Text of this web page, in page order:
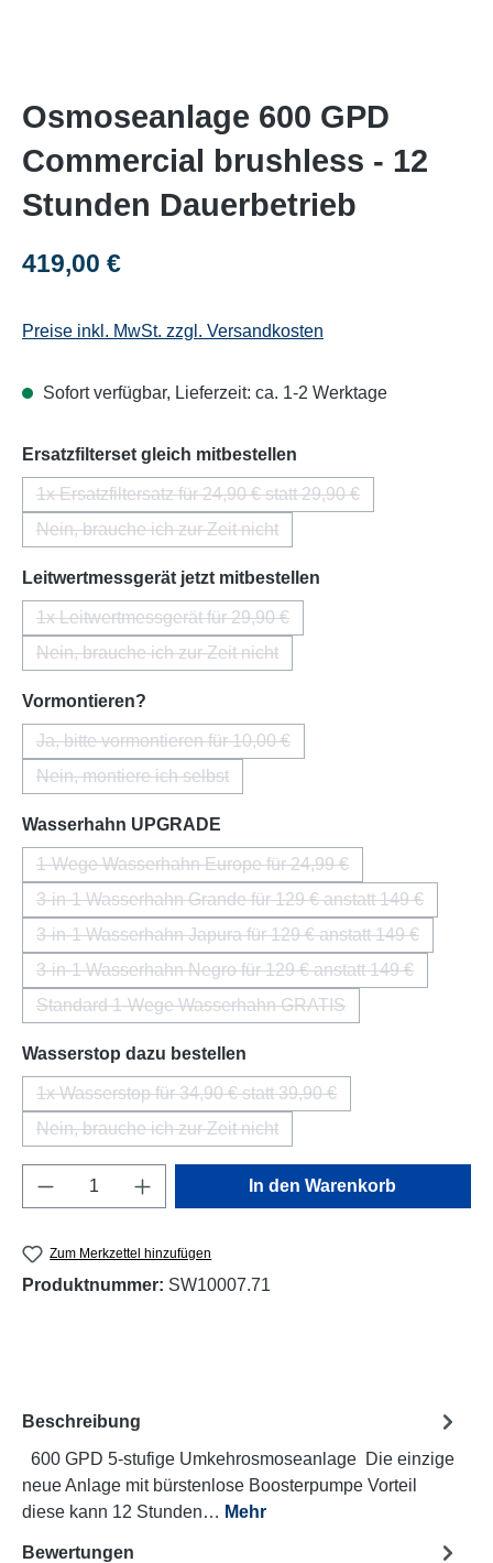
Osmoseanlage 600 GPD
Commercial brushless - 12
Stunden Dauerbetrieb
Regulärer Preis:
419,00 €
Preise inkl. MwSt. zzgl. Versandkosten
Sofort verfügbar, Lieferzeit: ca. 1-2 Werktage
Ersatzfilterset gleich mitbestellen
1x Ersatzfiltersatz für 24,90 € statt 29,90 €
(Diese Option ist zurzeit nicht verfügbar.)
Nein, brauche ich zur Zeit nicht
(Diese Option ist zurzeit nicht verfügbar.)
Leitwertmessgerät jetzt mitbestellen
1x Leitwertmessgerät für 29,90 €
(Diese Option ist zurzeit nicht verfügbar.)
Nein, brauche ich zur Zeit nicht
(Diese Option ist zurzeit nicht verfügbar.)
Vormontieren?
Ja, bitte vormontieren für 10,00 €
(Diese Option ist zurzeit nicht verfügbar.)
Nein, montiere ich selbst
(Diese Option ist zurzeit nicht verfügbar.)
Wasserhahn UPGRADE
1-Wege Wasserhahn Europe für 24,99 €
(Diese Option ist zurzeit nicht verfügbar.)
3-in-1 Wasserhahn Grande für 129 € anstatt 149 €
(Diese Option ist zurzeit nicht
3-in-1 Wasserhahn Japura für 129 € anstatt 149 €
(Diese Option ist zurzeit nicht
3-in-1 Wasserhahn Negro für 129 € anstatt 149 €
(Diese Option ist zurzeit nicht
Standard 1-Wege Wasserhahn GRATIS
(Diese Option ist zurzeit nicht verfügbar.)
Wasserstop dazu bestellen
1x Wasserstop für 34,90 € statt 39,90 €
(Diese Option ist zurzeit nicht verfügbar.)
Nein, brauche ich zur Zeit nicht
(Diese Option ist zurzeit nicht verfügbar.)
Produkt Anzahl: Gib den gewünschten
In den Warenkorb
Zum Merkzettel hinzufügen
Produktnummer: SW10007.71
Beschreibung
600 GPD 5-stufige Umkehrosmoseanlage Die einzige
neue Anlage mit bürstenlose Boosterpumpe Vorteil
diese kann 12 Stunden… Mehr
Bewertungen